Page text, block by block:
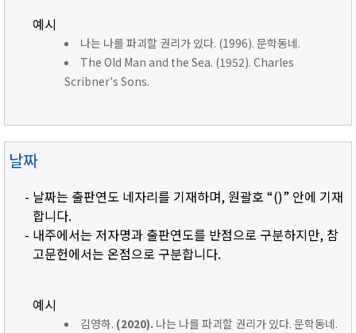
예시
나는 나를 파괴할 권리가 있다. (1996). 문학동네.
The Old Man and the Sea. (1952). Charles
Scribner's Sons.
날짜
- 날짜는 출판연도 네자리를 기재하며, 원괄호 “()” 안에 기재
합니다.
- 내주에서는 저자명과 출판연도를 반점으로 구분하지만, 참
고문헌에서는 온점으로 구분합니다.
예시
김영하. (2020). 나는 나를 파괴할 권리가 있다. 문학동네.